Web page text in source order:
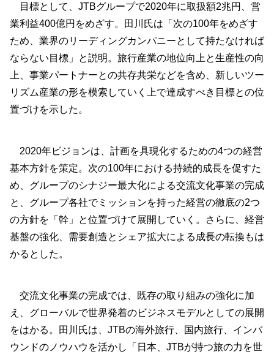
目標として、JTBグループで2020年に取扱額2兆円、営
業利益400億円をめざす。田川氏は「次の100年をめざす
ため、業界のリーディングカンパニーとして持たなければ
ならない目標」と説明。旅行産業の地位向上と生産性の向
上、事業パートナーとの共存共栄などを含め、新しいツー
リズム産業の形を模索していく上で達成すべき目標との位
置づけを示した。
2020年ビジョンは、計画を具現化するための4つの経営
基本方針を策定。次の100年における持続的成長を促すた
め、グループのシナジー最大化による交流文化事業の完成
と、グループ各社でミッションを持った経営の徹底の2つ
の方針を「幹」と位置づけて展開していく。さらに、経営
基盤の強化、需要創造とシェア拡大による成長の転換もは
かるとした。
交流文化事業の完成では、既存の取り組みの強化に加
え、グローバルで世界発着のビジネスモデルとしての展開
をはかる。田川氏は、JTBの海外旅行、国内旅行、インバ
ウンドのノウハウを活かし「日本、JTBが持つ旅の力を世